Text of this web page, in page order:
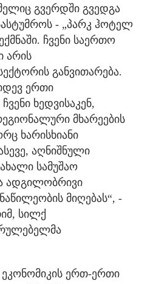
გვერდში გვედგა
- „პარკ ჰოტელ
ჩვენი საერთო
არის
განვითარება.
ერთი
ხედვისაკენ,
მხარეების
ხარისხიანი
აღნიშნული
ახალი სამუშაო
ადგილობრივი
მიღებას“, -
სილქ
ეკონომიკის ერთ-ერთი